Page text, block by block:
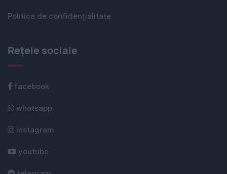
Politica de confidențialitate
Rețele sociale
facebook
whatsapp
instagram
youtube